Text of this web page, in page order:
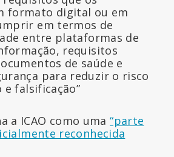
formato digital ou em
em termos de
entre plataformas de
requisitos
de saúde e
para reduzir o risco
e falsificação”
a ICAO como uma“parte
reconhecida